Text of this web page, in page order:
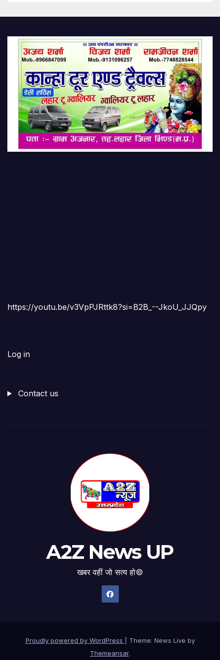
https://youtu.be/v3VpPJRttk8?si=B2B_--JkoU_JJQpy
Log in
Contact us
A2Z News UP
खबर वहीं जो सत्य हो©
Proudly powered by WordPress
Theme: News Live by
Themeansar.